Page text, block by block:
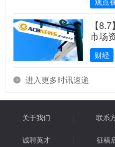
【
市场
财经
 进入更多时讯速递
关于我们 联系
诚聘英才 征稿